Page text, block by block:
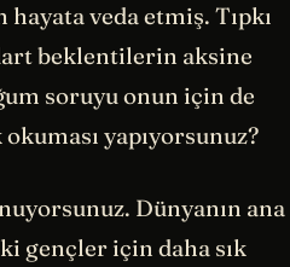
veda etmiş. Tıpkı
beklentilerin aksine
soruyu onun için de
yapıyorsunuz?
Dünyanın ana
gençler için daha sık